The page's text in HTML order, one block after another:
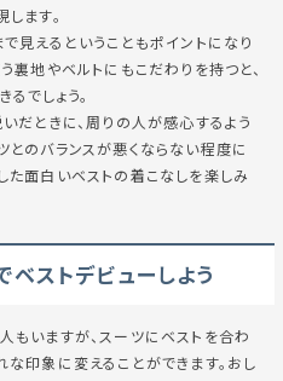
ます。
見えるということもポイントになり
裏地やベルトにもこだわりを持つと、
でしょう。
だときに、周りの人が感心するよう
とのバランスが悪くならない程度に
た面白いベストの着こなしを楽しみ
ストデビューしよう
もいますが、スーツにベストを合わ
印象に変えることができます。おし